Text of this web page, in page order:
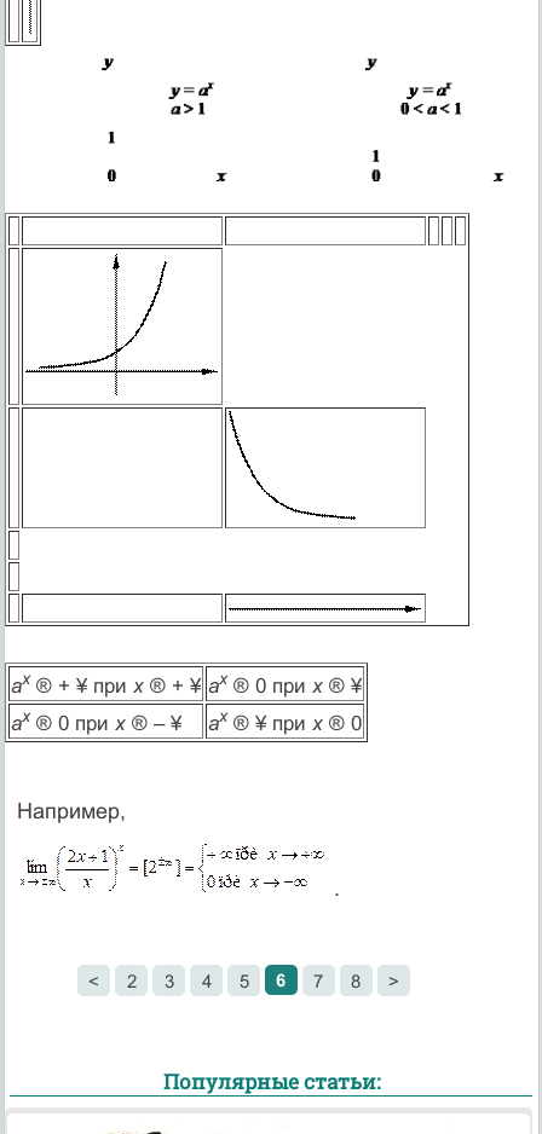
аx® + ¥ при х® + ¥ аx® 0 при х® ¥
аx® 0 при х® – ¥ аx® ¥ при х® 0
Например,
.
< 2 3 4 5 6 7 8 >
Популярные статьи: